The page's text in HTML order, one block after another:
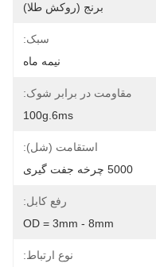
برنج (روکش طلا)
سبک:
نیمه ماه
مقاومت در برابر شوک:
100g.6ms
استقامت (شل):
5000 چرخه جفت گیری
رفع کابل:
OD = 3mm - 8mm
نوع ارتباط: